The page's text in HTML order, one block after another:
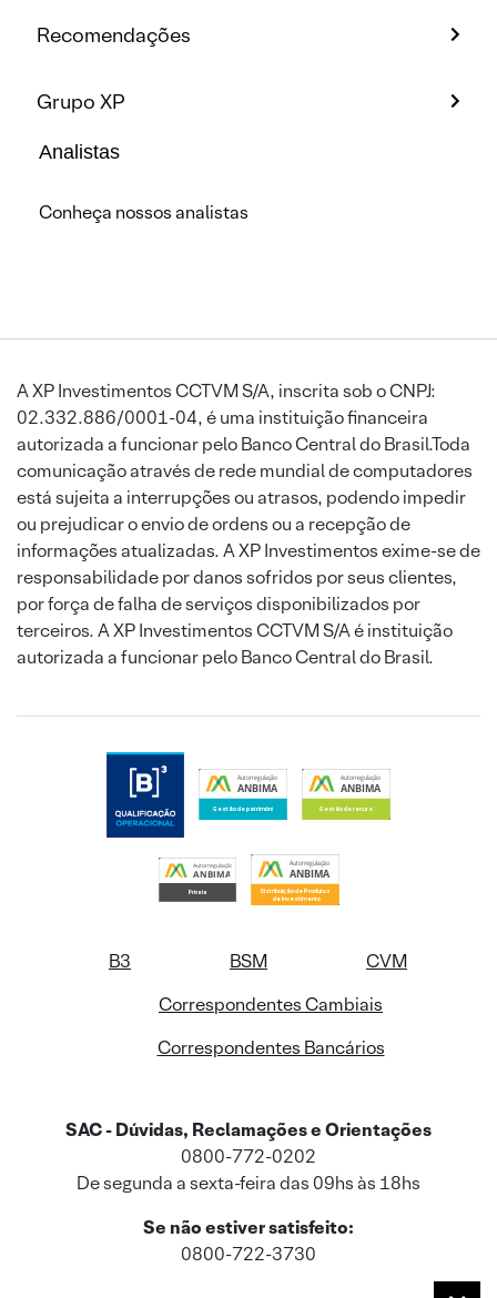
Recomendações
Grupo XP
Analistas
Conheça nossos analistas
A XP Investimentos CCTVM S/A, inscrita sob o CNPJ:
02.332.886/0001-04, é uma instituição financeira
autorizada a funcionar pelo Banco Central do Brasil.Toda
comunicação através de rede mundial de computadores
está sujeita a interrupções ou atrasos, podendo impedir
ou prejudicar o envio de ordens ou a recepção de
informações atualizadas. A XP Investimentos exime-se de
responsabilidade por danos sofridos por seus clientes,
por força de falha de serviços disponibilizados por
terceiros. A XP Investimentos CCTVM S/A é instituição
autorizada a funcionar pelo Banco Central do Brasil.
B3 BSM
CVM
Correspondentes Cambiais
Correspondentes Bancários
SAC - Dúvidas, Reclamações e Orientações
0800-772-0202
De segunda a sexta-feira das 09hs às 18hs
Se não estiver satisfeito:
0800-722-3730